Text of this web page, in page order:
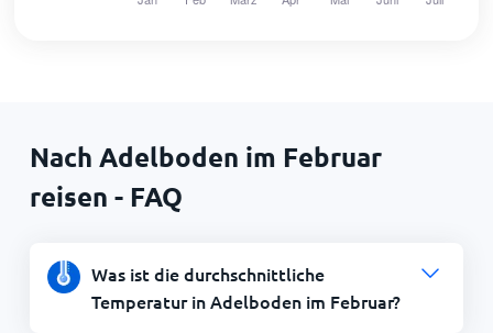
Nach Adelboden im Februar
reisen - FAQ
Was ist die durchschnittliche
Temperatur in Adelboden im Februar?